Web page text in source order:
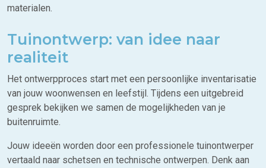
materialen.
Tuinontwerp: van idee naar
realiteit
Het ontwerpproces start met een persoonlijke inventarisatie
van jouw woonwensen en leefstijl. Tijdens een uitgebreid
gesprek bekijken we samen de mogelijkheden van je
buitenruimte.
Jouw ideeën worden door een professionele tuinontwerper
vertaald naar schetsen en technische ontwerpen. Denk aan